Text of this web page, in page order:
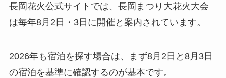
長岡花火公式サイトでは、長岡まつり大花火大会
は毎年8月2日・3日に開催と案内されています。
2026年も宿泊を探す場合は、まず8月2日と8月3日
の宿泊を基準に確認するのが基本です。